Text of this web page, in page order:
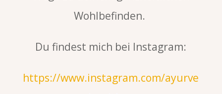
Wohlbefinden.
Du findest mich bei Instagram:
https://www.instagram.com/ayurve